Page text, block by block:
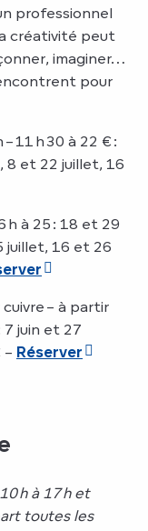
professionnel
créativité peut
imaginer…
pour
11 h 30 à 22 € :
8 et 22 juillet, 16
h à 25 : 18 et 29
juillet, 16 et 26
– à partir
7 juin et 27
– Réserver
h à 17 h et
toutes les